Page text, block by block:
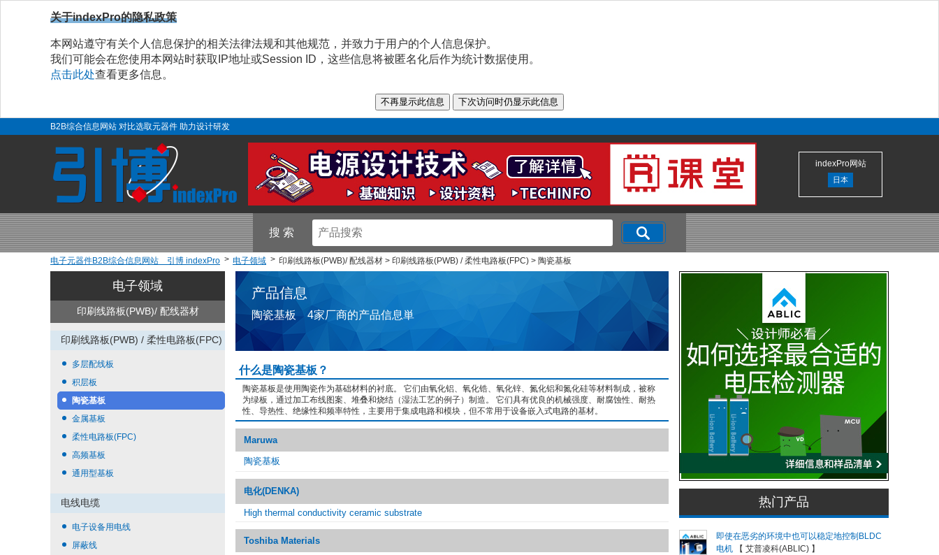
关于indexPro的隐私政策
本网站遵守有关个人信息保护的相关法律法规和其他规范，并致力于用户的个人信息保护。
我们可能会在您使用本网站时获取IP地址或Session ID，这些信息将被匿名化后作为统计数据使用。
点击此处查看更多信息。
B2B综合信息网站 对比选取元器件 助力设计研发
indexPro网站
日本
搜 索
电子元器件B2B综合信息网站 引博 indexPro 电子领域 印刷线路板(PWB)/ 配线器材 > 印刷线路板(PWB) / 柔性电路板(FPC) > 陶瓷基板
电子领域
印刷线路板(PWB)/ 配线器材
印刷线路板(PWB) / 柔性电路板(FPC)
多层配线板
积层板
陶瓷基板
金属基板
柔性电路板(FPC)
高频基板
通用型基板
电线电缆
电子设备用电线
屏蔽线
产品信息
陶瓷基板 4家厂商的产品信息単
什么是陶瓷基板？
陶瓷基板是使用陶瓷作为基础材料的衬底。 它们由氧化铝、氧化锆、氧化锌、氮化铝和氮化硅等材料制成，被称
为绿板，通过加工布线图案、堆叠和烧结（湿法工艺的例子）制造。 它们具有优良的机械强度、耐腐蚀性、耐热
性、导热性、绝缘性和频率特性，主要用于集成电路和模块，但不常用于设备嵌入式电路的基材。
Maruwa
陶瓷基板
电化(DENKA)
High thermal conductivity ceramic substrate
Toshiba Materials
热门产品
即使在恶劣的环境中也可以稳定地控制BLDC
电机
【 艾普凌科(ABLIC) 】